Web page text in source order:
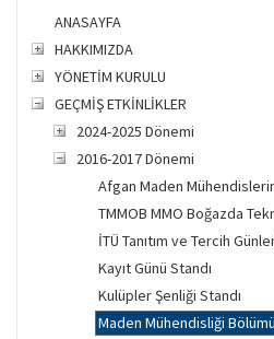
ANASAYFA
HAKKIMIZDA
YÖNETİM KURULU
GEÇMİŞ ETKİNLİKLER
2024-2025 Dönemi
2016-2017 Dönemi
TMMOB MMO Boğazda
İTÜ Tanıtım ve Tercih
Kayıt Günü Standı
Kulüpler Şenliği Standı
Maden Mühendisliği